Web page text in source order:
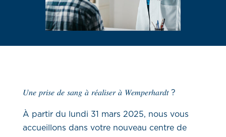
𝑈𝑛𝑒 𝑝𝑟𝑖𝑠𝑒 𝑑𝑒 𝑠𝑎𝑛𝑔 𝑎̀ 𝑟𝑒́𝑎𝑙𝑖𝑠𝑒𝑟 𝑎̀ 𝑊𝑒𝑚𝑝𝑒𝑟ℎ𝑎𝑟𝑑𝑡 ?
À partir du lundi 31 mars 2025, nous vous
accueillons dans votre nouveau centre de